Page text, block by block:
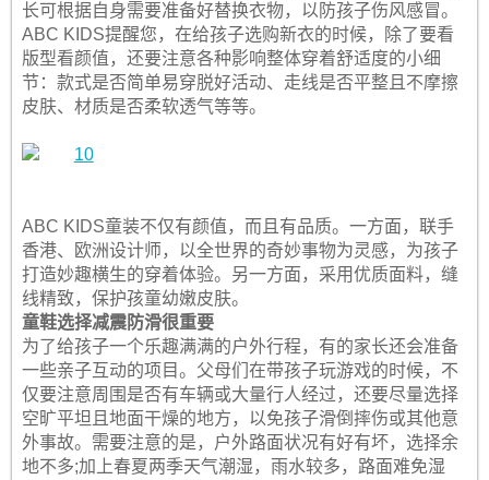
长可根据自身需要准备好替换衣物，以防孩子伤风感冒。
ABC KIDS提醒您，在给孩子选购新衣的时候，除了要看
版型看颜值，还要注意各种影响整体穿着舒适度的小细
节：款式是否简单易穿脱好活动、走线是否平整且不摩擦
皮肤、材质是否柔软透气等等。
ABC KIDS童装不仅有颜值，而且有品质。一方面，联手
香港、欧洲设计师，以全世界的奇妙事物为灵感，为孩子
打造妙趣横生的穿着体验。另一方面，采用优质面料，缝
线精致，保护孩童幼嫩皮肤。
童鞋选择减震防滑很重要
为了给孩子一个乐趣满满的户外行程，有的家长还会准备
一些亲子互动的项目。父母们在带孩子玩游戏的时候，不
仅要注意周围是否有车辆或大量行人经过，还要尽量选择
空旷平坦且地面干燥的地方，以免孩子滑倒摔伤或其他意
外事故。需要注意的是，户外路面状况有好有坏，选择余
地不多;加上春夏两季天气潮湿，雨水较多，路面难免湿